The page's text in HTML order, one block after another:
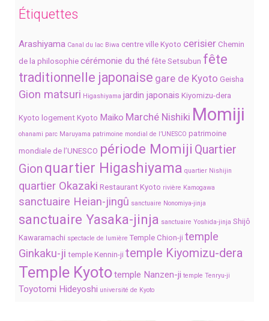
Étiquettes
Arashiyama Canal du lac Biwa centre ville Kyoto cerisier Chemin
de la philosophie cérémonie du thé fête Setsubun fête
traditionnelle japonaise gare de Kyoto Geisha
Gion matsuri Higashiyama jardin japonais Kiyomizu-dera
Kyoto logement Kyoto Maiko Marché Nishiki Momiji
ohanami parc Maruyama patrimoine mondial de l’UNESCO patrimoine
mondiale de l’UNESCO période Momiji Quartier
Gion quartier Higashiyama quartier Nishijin
quartier Okazaki Restaurant Kyoto rivière Kamogawa
sanctuaire Heian-jingû sanctuaire Nonomiya-jinja
sanctuaire Yasaka-jinja sanctuaire Yoshida-jinja Shijô
Kawaramachi spectacle de lumière Temple Chion-ji temple
Ginkaku-ji temple Kennin-ji temple Kiyomizu-dera
Temple Kyototemple Nanzen-ji temple Tenryu-ji
Toyotomi Hideyoshi université de Kyoto